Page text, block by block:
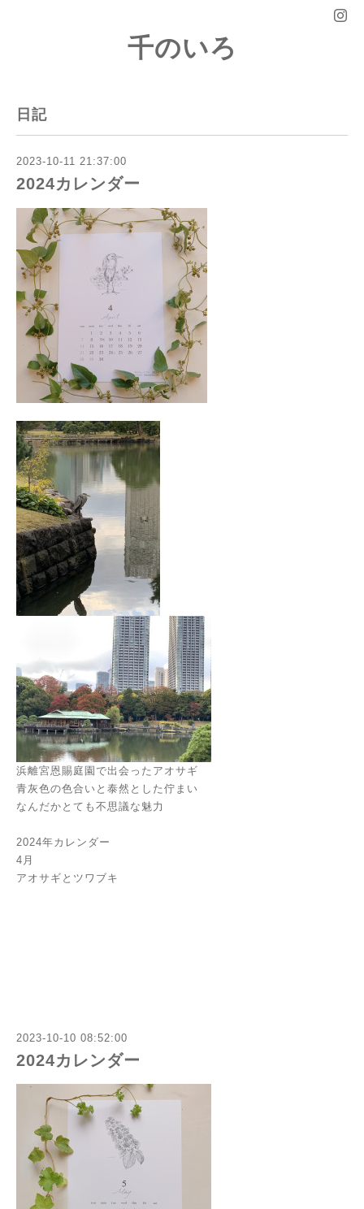
千のいろ
日記
2023-10-11 21:37:00
2024カレンダー
浜離宮恩賜庭園で出会ったアオサギ
青灰色の色合いと泰然とした佇まい
なんだかとても不思議な魅力
2024年カレンダー
4月
アオサギとツワブキ
2023-10-10 08:52:00
2024カレンダー